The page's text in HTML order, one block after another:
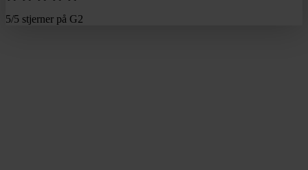
5/5 stjerner på G2